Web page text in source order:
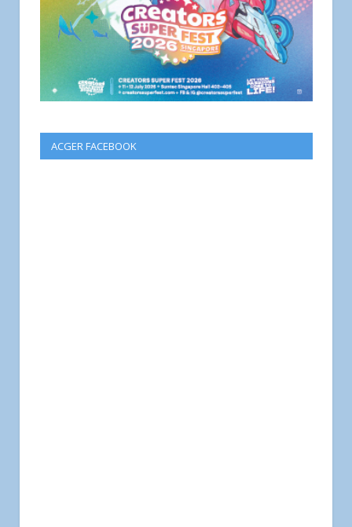
ACGER FACEBOOK